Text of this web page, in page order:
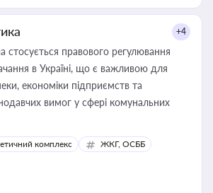
+4
стосується правового регулювання
в Україні, що є важливою для
економіки підприємств та
вимог у сфері комунальних
комплекс ЖКГ, ОСББ